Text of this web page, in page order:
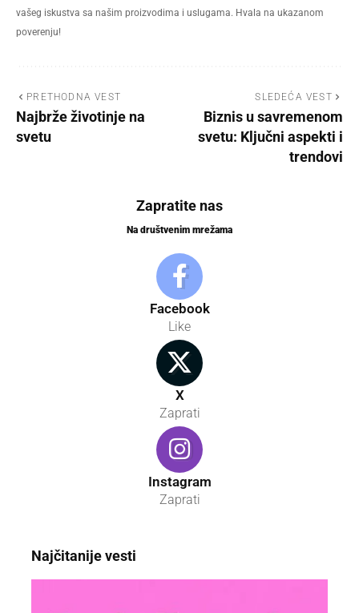
vašeg iskustva sa našim proizvodima i uslugama. Hvala na ukazanom
poverenju!
PRETHODNA VEST
Najbrže životinje na
svetu
SLEDEĆA VEST
Biznis u savremenom
svetu: Ključni aspekti i
trendovi
Zapratite nas
Na društvenim mrežama
Facebook
Like
X
Zaprati
Instagram
Zaprati
Najčitanije vesti